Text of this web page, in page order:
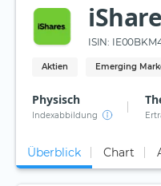
ISIN:
Aktien Emerging
Physisch
Indexabbildung
Überblick Chart